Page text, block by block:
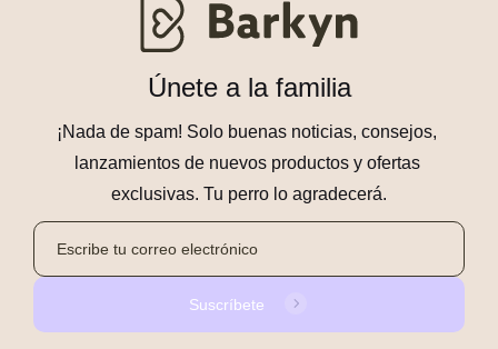
Únete a la familia
¡Nada de spam! Solo buenas noticias, consejos,
lanzamientos de nuevos productos y ofertas
exclusivas. Tu perro lo agradecerá.
Suscríbete